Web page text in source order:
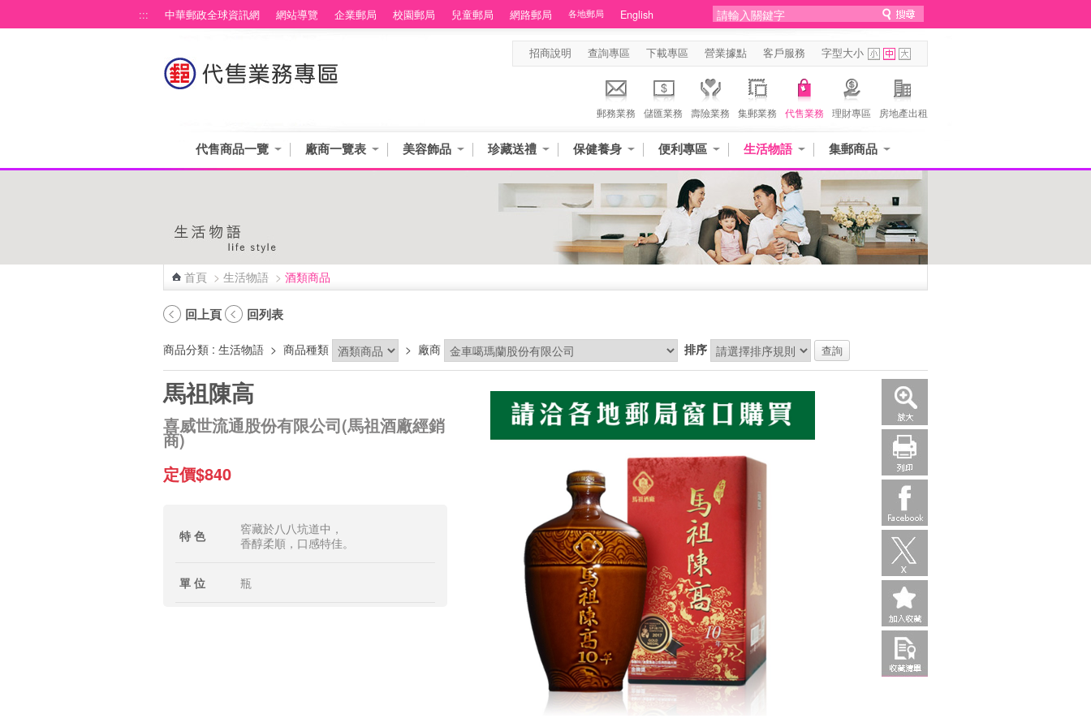
::: 中華郵政全球資訊網 網站導覽 企業郵局 校園郵局 兒童郵局 網路郵局 各地郵局 English
招商說明 查詢專區 下載專區 營業據點 客戶服務 字型大小
郵務業務 儲匯業務 壽險業務 集郵業務 代售業務 理財專區 房地產出租
代售商品一覽 廠商一覽表 美容飾品 珍藏送禮 保健養身 便利專區 生活物語 集郵商品
首頁 > 生活物語 > 酒類商品
回上頁 回列表
商品分類 : 生活物語 > 商品種類 > 廠商 排序
馬祖陳高
喜威世流通股份有限公司(馬祖酒廠經銷
商)
定價$840
特 色
窖藏於八八坑道中，
香醇柔順，口感特佳。
單 位 瓶